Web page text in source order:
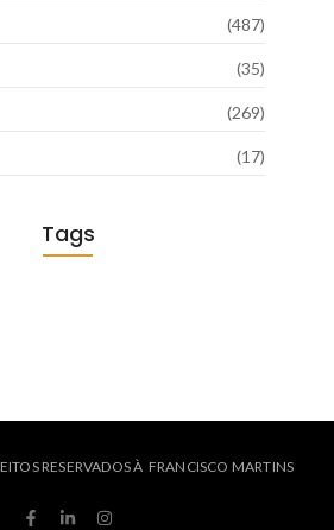
(487)
(35)
(269)
(17)
Tags
RESERVADOS À FRANCISCO MARTINS